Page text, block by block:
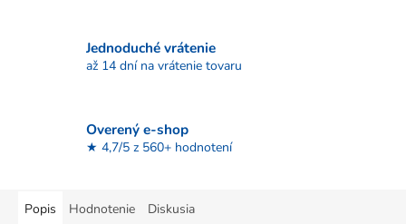
Jednoduché vrátenie
až 14 dní na vrátenie tovaru
Overený e-shop
★ 4,7/5 z 560+ hodnotení
Popis Hodnotenie Diskusia